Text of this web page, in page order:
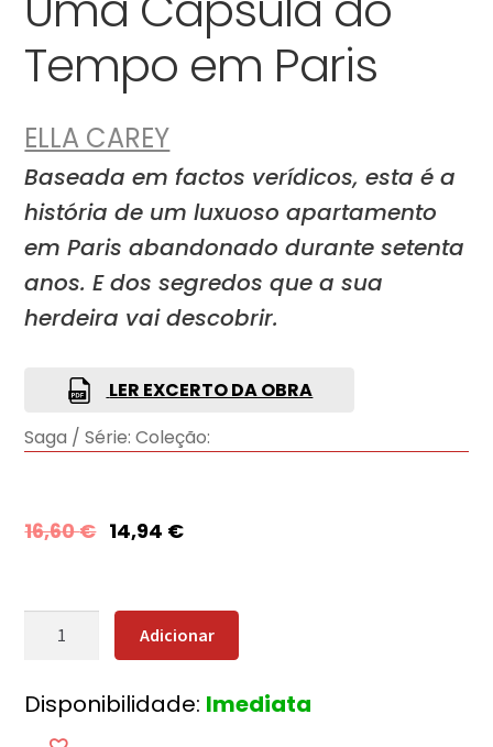
Tempo em Paris
ELLA CAREY
Baseada em factos verídicos, esta é a
história de um luxuoso apartamento
em Paris abandonado durante setenta
anos. E dos segredos que a sua
herdeira vai descobrir.
LER EXCERTO DA OBRA
Saga / Série: Coleção:
16,60€ 14,94 €
Quantidade
Cápsula
Adicionar
Disponibilidade: Imediata